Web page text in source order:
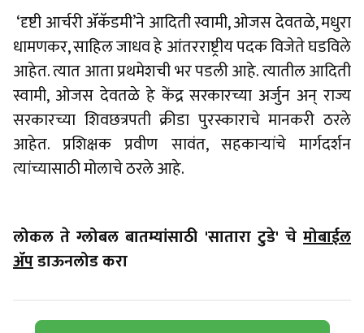
‘दृष्टी आर्चरी ॲकॅडमी’ने आदिती स्वामी, ओजस देवतळे, मधुरा
धामणकर, साहिल जाधव हे आंतरराष्ट्रीय पदक विजेते घडविले
आहेत. त्यात आता प्रथमेशची भर पडली आहे. त्यातील आदिती
स्वामी, ओजस देवतळे हे केंद्र सरकारच्या अर्जुन अन् राज्य
सरकारच्या शिवछत्रपती क्रीडा पुरस्काराचे मानकरी ठरले
आहेत. प्रशिक्षक प्रवीण सावंत, सहकाऱ्यांचे मार्गदर्शन
त्यांच्यासाठी मोलाचे ठरले आहे.
लोकल ते ग्लोबल बातम्यांसाठी 'सातारा टुडे' चे मोबाईल
ॲपडाऊनलोड करा